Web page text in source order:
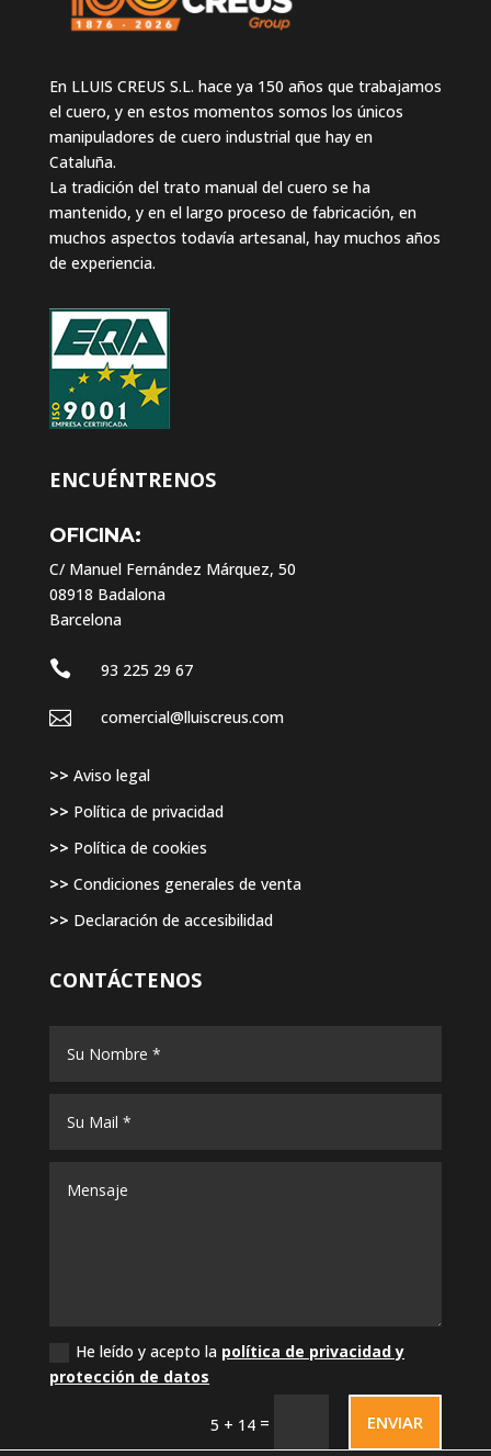
En LLUIS CREUS S.L. hace ya 150 años que trabajamos
el cuero, y en estos momentos somos los únicos
manipuladores de cuero industrial que hay en
Cataluña.
La tradición del trato manual del cuero se ha
mantenido, y en el largo proceso de fabricación, en
muchos aspectos todavía artesanal, hay muchos años
de experiencia.
ENCUÉNTRENOS
OFICINA:
C/ Manuel Fernández Márquez, 50
08918 Badalona
Barcelona
 93 225 29 67
 comercial@lluiscreus.com
>> Aviso legal
>> Política de privacidad
>> Política de cookies
>> Condiciones generales de venta
>> Declaración de accesibilidad
CONTÁCTENOS
He leído y acepto la política de privacidad y
protección de datos
5 + 14 = ENVIAR